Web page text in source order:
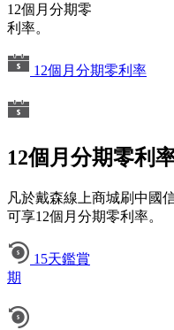
12個月分期零
利率。
12個月分期零利率
12個月分期零利
凡於戴森線上商城刷中國
可享12個月分期零利率。
15天鑑賞
期